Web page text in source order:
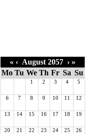
« ‹August 2057 › »
Mo Tu We Th Fr Sa Su
1 2 3 4 5
6 7 8 9 10 11 12
13 14 15 16 17 18 19
20 21 22 23 24 25 26